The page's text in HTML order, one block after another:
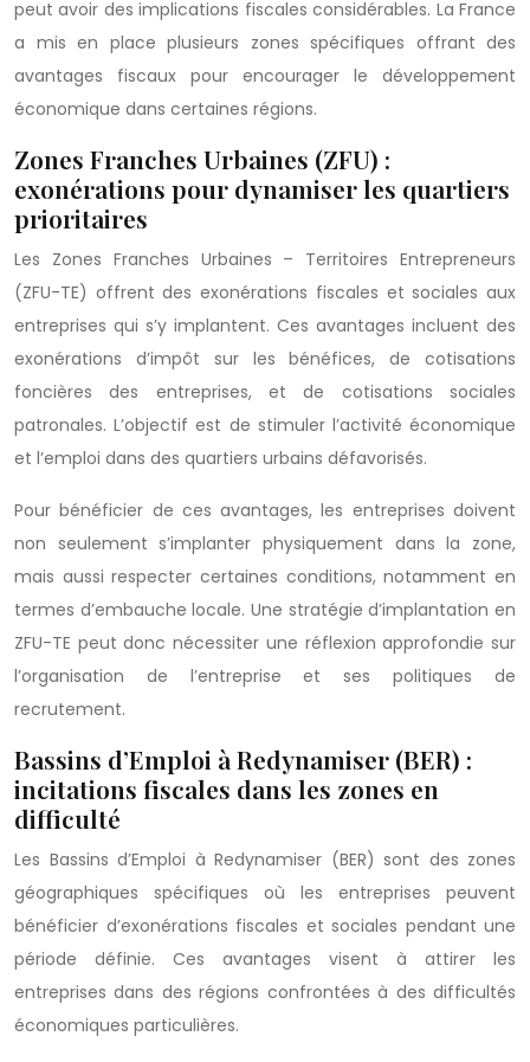
peut avoir des implications fiscales considérables. La France
a mis en place plusieurs zones spécifiques offrant des
avantages fiscaux pour encourager le développement
économique dans certaines régions.
Zones Franches Urbaines (ZFU) :
exonérations pour dynamiser les quartiers
prioritaires
Les Zones Franches Urbaines – Territoires Entrepreneurs
(ZFU-TE) offrent des exonérations fiscales et sociales aux
entreprises qui s’y implantent. Ces avantages incluent des
exonérations d’impôt sur les bénéfices, de cotisations
foncières des entreprises, et de cotisations sociales
patronales. L’objectif est de stimuler l’activité économique
et l’emploi dans des quartiers urbains défavorisés.
Pour bénéficier de ces avantages, les entreprises doivent
non seulement s’implanter physiquement dans la zone,
mais aussi respecter certaines conditions, notamment en
termes d’embauche locale. Une stratégie d’implantation en
ZFU-TE peut donc nécessiter une réflexion approfondie sur
l’organisation de l’entreprise et ses politiques de
recrutement.
Bassins d’Emploi à Redynamiser (BER) :
incitations fiscales dans les zones en
difficulté
Les Bassins d’Emploi à Redynamiser (BER) sont des zones
géographiques spécifiques où les entreprises peuvent
bénéficier d’exonérations fiscales et sociales pendant une
période définie. Ces avantages visent à attirer les
entreprises dans des régions confrontées à des difficultés
économiques particulières.